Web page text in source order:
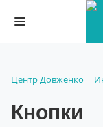
Центр Довженко
Кнопки